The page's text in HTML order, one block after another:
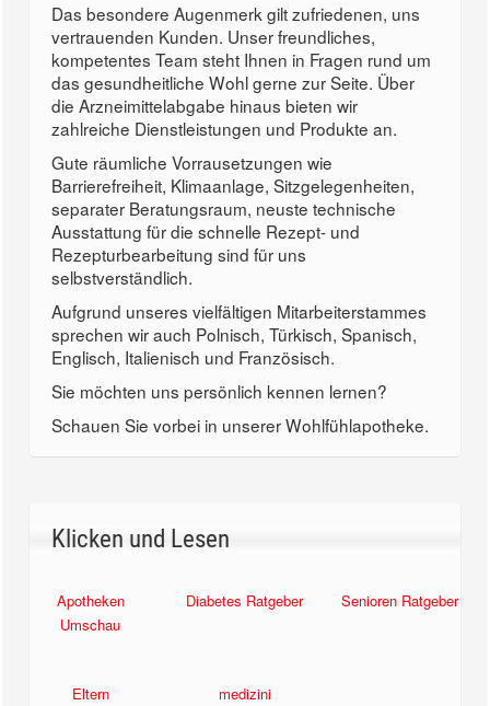
Das besondere Augenmerk gilt zufriedenen, uns
vertrauenden Kunden. Unser freundliches,
kompetentes Team steht Ihnen in Fragen rund um
das gesundheitliche Wohl gerne zur Seite. Über
die Arzneimittelabgabe hinaus bieten wir
zahlreiche Dienstleistungen und Produkte an.
Gute räumliche Vorrausetzungen wie
Barrierefreiheit, Klimaanlage, Sitzgelegenheiten,
separater Beratungsraum, neuste technische
Ausstattung für die schnelle Rezept- und
Rezepturbearbeitung sind für uns
selbstverständlich.
Aufgrund unseres vielfältigen Mitarbeiterstammes
sprechen wir auch Polnisch, Türkisch, Spanisch,
Englisch, Italienisch und Französisch.
Sie möchten uns persönlich kennen lernen?
Schauen Sie vorbei in unserer Wohlfühlapotheke.
Klicken und Lesen
Apotheken
Umschau
Diabetes Ratgeber Senioren Ratgeber
Eltern medizini